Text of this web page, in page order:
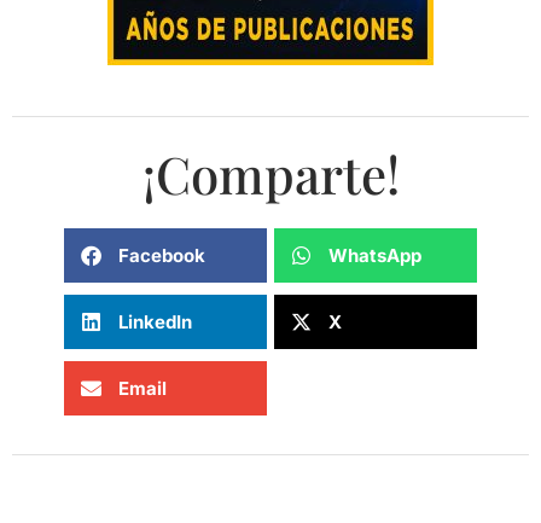
¡Comparte!
Facebook WhatsApp
LinkedIn X
Email